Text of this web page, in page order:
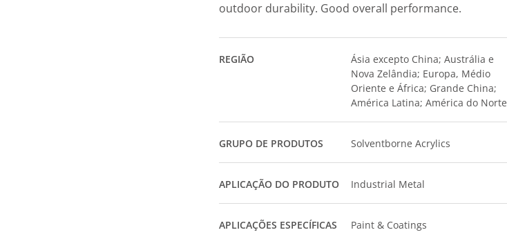
outdoor durability. Good overall performance.
REGIÃO
Ásia excepto China; Austrália e
Nova Zelândia; Europa, Médio
Oriente e África; Grande China;
América Latina; América do Norte
GRUPO DE PRODUTOS Solventborne Acrylics
APLICAÇÃO DO PRODUTO Industrial Metal
APLICAÇÕES ESPECÍFICAS Paint & Coatings